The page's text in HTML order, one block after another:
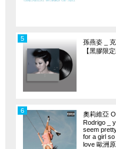
孫燕姿 _
【黑膠限定
5
奧莉維亞
Rodrigo _
seem
for a girl so
love 歐洲
6